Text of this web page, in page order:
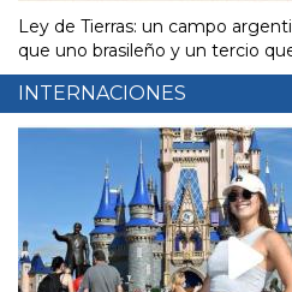
Ley de Tierras: un campo
que uno brasileño y un tercio
INTERNACIONES